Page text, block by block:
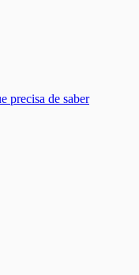
precisa de saber